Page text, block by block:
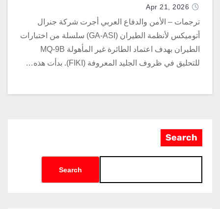
Apr 21, 2026
ترجمات – الأمن والدفاع العربي أجرت شركة جنرال
أتوميكس لأنظمة الطيران (GA-ASI) سلسلة من اختبارات
الطيران بهدف اعتماد الطائرة غير المأهولة MQ-9B
للتحليق في ظروف الجليد المعروفة (FIKI). بدأت هذه…
Search
Search